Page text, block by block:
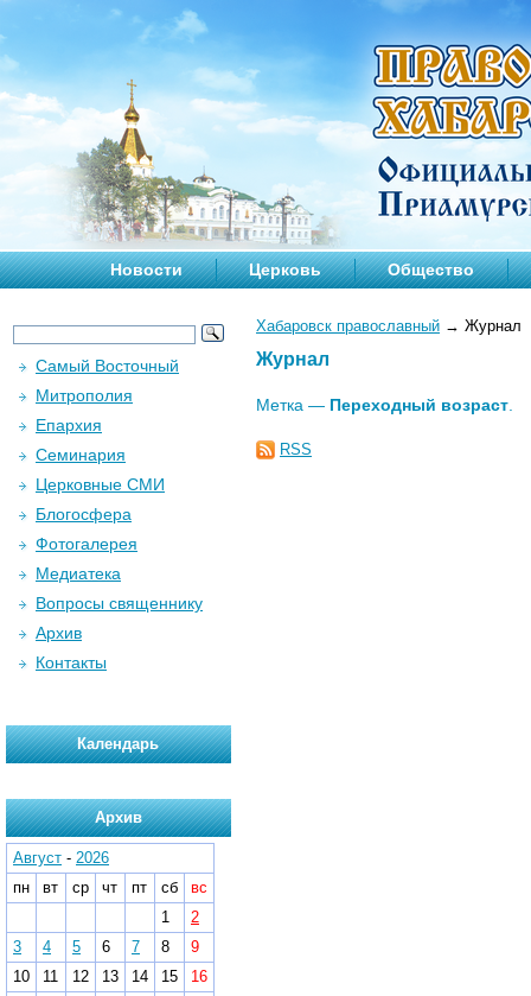
Новости Церковь Общество
Хабаровск православный → Журнал
Журнал
Метка — Переходный возраст
RSS
Самый Восточный
Митрополия
Епархия
Семинария
Церковные СМИ
Блогосфера
Фотогалерея
Медиатека
Вопросы священнику
Архив
Контакты
Календарь
Архив
Август - 2026
пн
вт ср чт пт сб
вс
1
2
3
4 5 6 7 8
9
10
11 12 13 14 15
16